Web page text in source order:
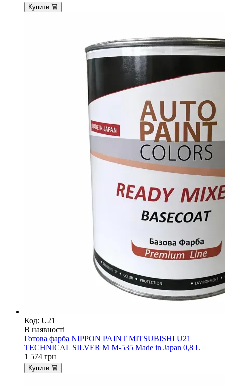
Купити
Код: U21
В наявності
Готова фарба NIPPON PAINT MITSUBISHI U21
TECHNICAL SILVER M M-535 Made in Japan 0,8 L
1 574 грн
Купити